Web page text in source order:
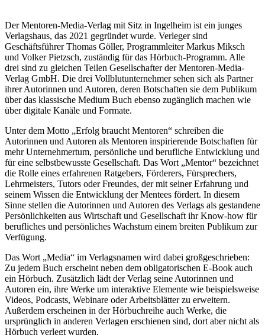
Der Mentoren-Media-Verlag mit Sitz in Ingelheim ist ein junges
Verlagshaus, das 2021 gegründet wurde. Verleger sind
Geschäftsführer Thomas Göller, Programmleiter Markus Miksch
und Volker Pietzsch, zuständig für das Hörbuch-Programm. Alle
drei sind zu gleichen Teilen Gesellschafter der Mentoren-Media-
Verlag GmbH. Die drei Vollblutunternehmer sehen sich als Partner
ihrer Autorinnen und Autoren, deren Botschaften sie dem Publikum
über das klassische Medium Buch ebenso zugänglich machen wie
über digitale Kanäle und Formate.
Unter dem Motto „Erfolg braucht Mentoren“ schreiben die
Autorinnen und Autoren als Mentoren inspirierende Botschaften für
mehr Unternehmertum, persönliche und berufliche Entwicklung und
für eine selbstbewusste Gesellschaft. Das Wort „Mentor“ bezeichnet
die Rolle eines erfahrenen Ratgebers, Förderers, Fürsprechers,
Lehrmeisters, Tutors oder Freundes, der mit seiner Erfahrung und
seinem Wissen die Entwicklung der Mentees fördert. In diesem
Sinne stellen die Autorinnen und Autoren des Verlags als gestandene
Persönlichkeiten aus Wirtschaft und Gesellschaft ihr Know-how für
berufliches und persönliches Wachstum einem breiten Publikum zur
Verfügung.
Das Wort „Media“ im Verlagsnamen wird dabei großgeschrieben:
Zu jedem Buch erscheint neben dem obligatorischen E-Book auch
ein Hörbuch. Zusätzlich lädt der Verlag seine Autorinnen und
Autoren ein, ihre Werke um interaktive Elemente wie beispielsweise
Videos, Podcasts, Webinare oder Arbeitsblätter zu erweitern.
Außerdem erscheinen in der Hörbuchreihe auch Werke, die
ursprünglich in anderen Verlagen erschienen sind, dort aber nicht als
Hörbuch verlegt wurden.